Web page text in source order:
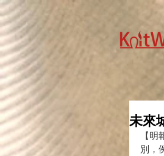
572551280147533 572551280147533
未來
【
別，